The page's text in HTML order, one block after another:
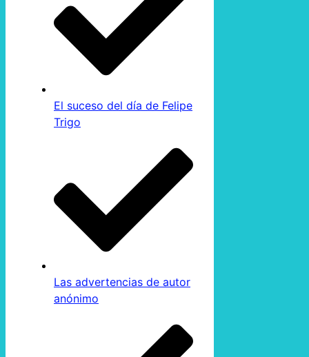
El suceso del día de Felipe
Trigo
Las advertencias de autor
anónimo